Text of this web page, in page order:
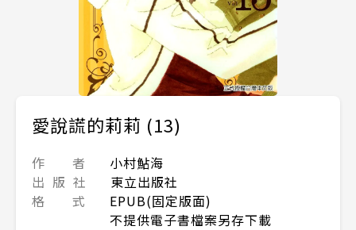
愛說謊的莉莉 (13)
作 者
小村鮎海
出 版 社
東立出版社
格 式
EPUB(固定版面)
不提供電子書檔案另存下載